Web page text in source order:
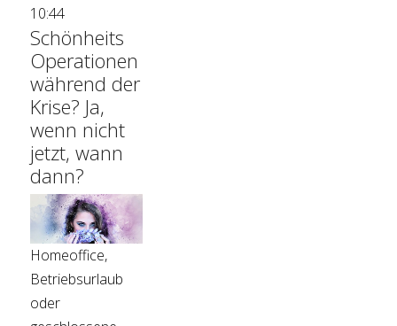
10:44
Schönheits
Operationen
während der
Krise? Ja,
wenn nicht
jetzt, wann
dann?
Homeoffice,
Betriebsurlaub
oder